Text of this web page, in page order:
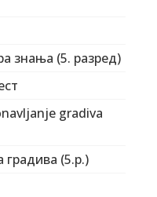
знања (5. разред)
gradiva
градива (5.р.)